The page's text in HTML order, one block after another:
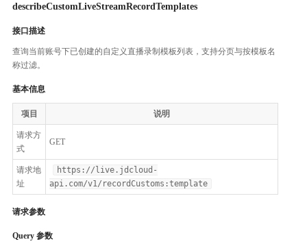
describeCustomLiveStreamRecordTemplates
接口描述
查询当前账号下已创建的自定义直播录制模板列表，支持分页与按模板名
称过滤。
基本信息
项目 说明
请求方
式
GET
请求地
址
https://live.jdcloud-
api.com/v1/recordCustoms:template
请求参数
Query 参数